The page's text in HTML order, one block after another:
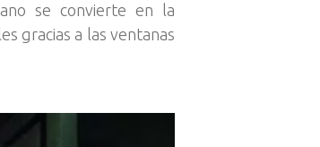
se convierte en la
gracias a las ventanas